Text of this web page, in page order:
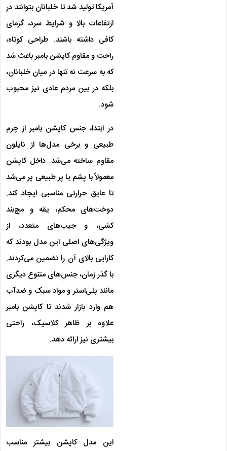
آمریکا تولید شد تا خلبانان بتوانند در
ارتفاعات بالا و شرایط سرد، گرمای
کافی داشته باشند. طراحی کوتاه،
راحت و مقاوم کاپشن بامبر باعث شد
که به سرعت نه تنها در میان خلبانان،
بلکه در بین مردم عادی نیز محبوب
شود.
در ابتدا، جنس کاپشن بامبر از چرم
طبیعی و برخی مدل‌ها از نایلون
مقاوم ساخته می‌شد. داخل کاپشن
معمولاً با پشم یا پر طبیعی پر می‌شد
تا عایق حرارتی مناسبی ایجاد کند.
دوخت‌های محکم، یقه و مچ‌بند
کشی، و جیب‌های متعدد، از
ویژگی‌های اصلی این مدل بودند که
کارایی بالای آن را تضمین می‌کردند.
با گذر زمان، جنس‌های متنوع دیگری
مانند پلی‌استر و مواد سبک و ضدآب
هم وارد بازار شدند تا کاپشن بامبر
علاوه بر ظاهر کلاسیک، راحتی
بیشتری نیز ارائه دهد.
این مدل کاپشن بیشتر مناسب